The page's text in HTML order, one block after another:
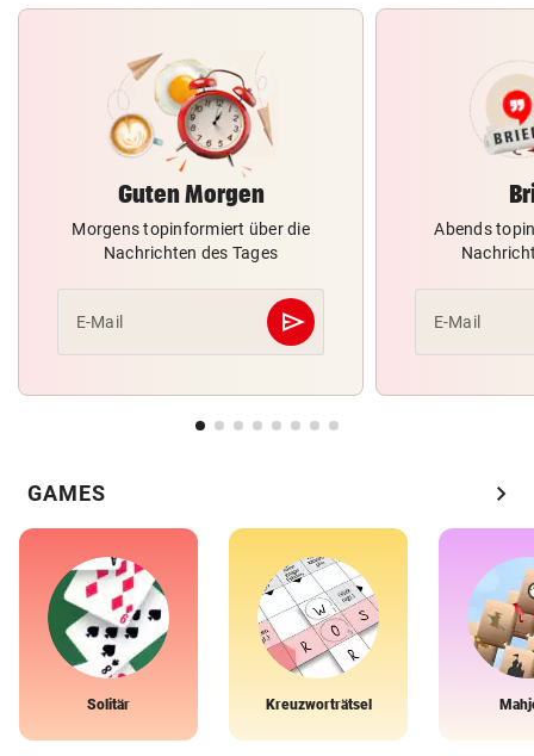
Guten Morgen
Morgens topinformiert über die
Nachrichten des Tages
E-Mail send
Abschicken
Abends
E-Mail
GAMES chevron_right
Solitär Kreuzworträtsel